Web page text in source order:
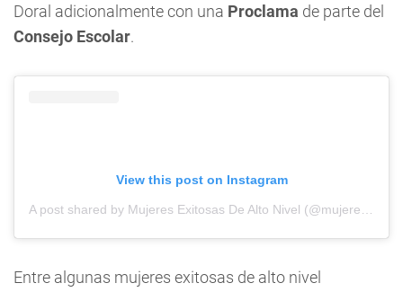
Doral adicionalmente con una Proclama de parte del
Consejo Escolar.
View this post on Instagram
Entre algunas mujeres exitosas de alto nivel